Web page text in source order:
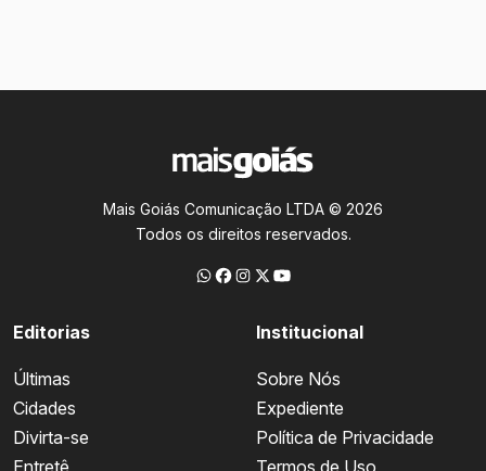
Mais Goiás Comunicação LTDA © 2026
Todos os direitos reservados.
Editorias
Últimas
Cidades
Divirta-se
Institucional
Sobre Nós
Expediente
Política de Privacidade